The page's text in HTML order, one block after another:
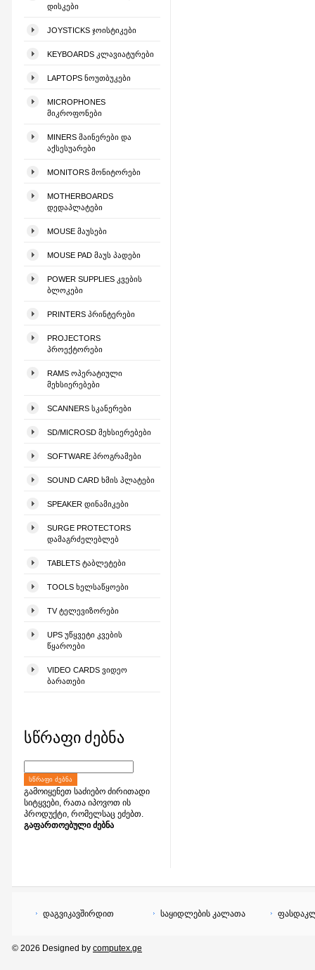
ᲓᲘᲡᲙᲔᲑᲘ
JOYSTICKS ᲯᲝᲘᲡᲢᲘᲙᲔᲑᲘ
KEYBOARDS ᲙᲚᲐᲕᲘᲐᲢᲣᲠᲔᲑᲘ
LAPTOPS ᲜᲝᲣᲗᲑᲣᲙᲔᲑᲘ
MICROPHONES
ᲛᲘᲙᲠᲝᲤᲝᲜᲔᲑᲘ
MINERS ᲛᲐᲘᲜᲔᲠᲔᲑᲘ ᲓᲐ
ᲐᲥᲡᲔᲡᲣᲐᲠᲔᲑᲘ
MONITORS ᲛᲝᲜᲘᲢᲝᲠᲔᲑᲘ
MOTHERBOARDS
ᲓᲔᲓᲐᲞᲚᲐᲢᲔᲑᲘ
MOUSE ᲛᲐᲣᲡᲔᲑᲘ
MOUSE PAD ᲛᲐᲣᲡ ᲞᲐᲓᲔᲑᲘ
POWER SUPPLIES ᲙᲕᲔᲑᲘᲡ
ᲑᲚᲝᲙᲔᲑᲘ
PRINTERS ᲞᲠᲘᲜᲢᲔᲠᲔᲑᲘ
PROJECTORS
ᲞᲠᲝᲔᲥᲢᲝᲠᲔᲑᲘ
RAMS ᲝᲞᲔᲠᲐᲢᲘᲣᲚᲘ
ᲛᲔᲮᲡᲘᲔᲠᲔᲑᲔᲑᲘ
SCANNERS ᲡᲙᲐᲜᲔᲠᲔᲑᲘ
SD/MICROSD ᲛᲔᲮᲡᲘᲔᲠᲔᲑᲔᲑᲘ
SOFTWARE ᲞᲠᲝᲒᲠᲐᲛᲔᲑᲘ
SOUND CARD ᲮᲛᲘᲡ ᲞᲚᲐᲢᲔᲑᲘ
SPEAKER ᲓᲘᲜᲐᲛᲘᲙᲔᲑᲘ
SURGE PROTECTORS
ᲓᲐᲛᲐᲒᲠᲫᲔᲚᲔᲑᲚᲔᲑ
TABLETS ᲢᲐᲑᲚᲔᲢᲔᲑᲘ
TOOLS ᲮᲔᲚᲡᲐᲬᲧᲝᲔᲑᲘ
TV ᲢᲔᲚᲔᲕᲘᲖᲝᲠᲔᲑᲘ
UPS ᲣᲬᲧᲕᲔᲢᲘ ᲙᲕᲔᲑᲘᲡ
ᲬᲧᲐᲠᲝᲔᲑᲘ
VIDEO CARDS ᲕᲘᲓᲔᲝ
ᲑᲐᲠᲐᲗᲔᲑᲘ
სწრაფი ძებნა
ᲡᲬᲠᲐᲤᲘ ᲫᲔᲑᲜᲐ
გამოიყენეთ საძიებო ძირითადი
სიტყვები, რათა იპოვოთ ის
პროდუქტი, რომელსაც ეძებთ.
გაფართოებული ძებნა
დაგვიკავშირდით საყიდლების კალათა
© 2026 Designed by computex.ge